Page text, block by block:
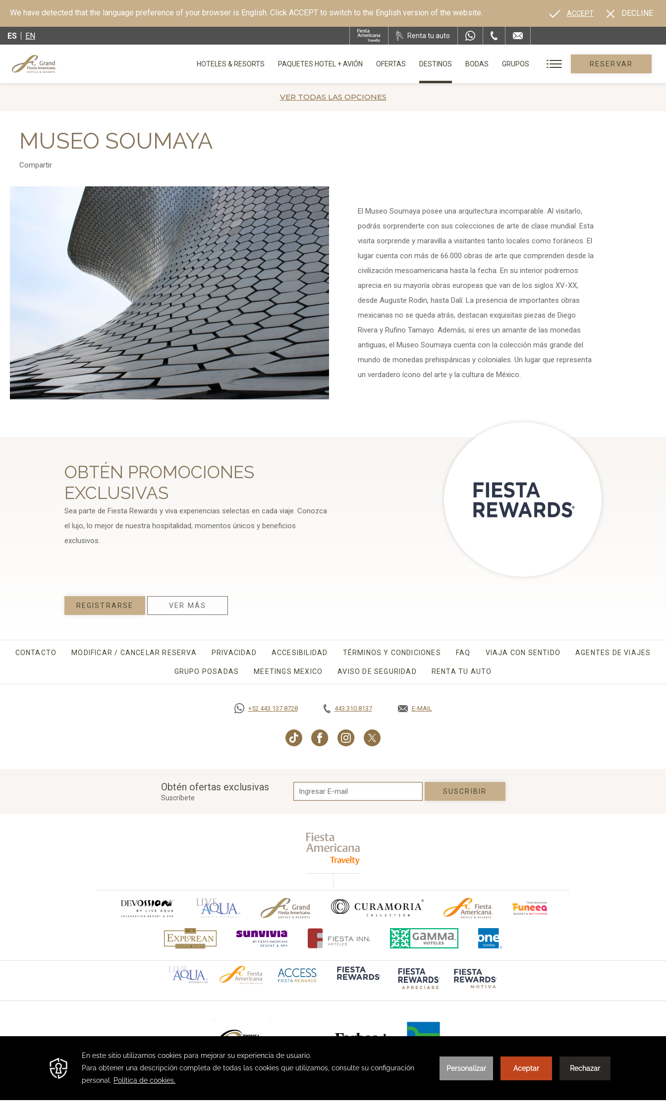
ES EN Renta tu auto
HOTELES & RESORTS
PAQUETES HOTEL + AVIÓN
OFERTAS DESTINOS BODAS GRUPOS RESERVAR
We have detected that the language preference of your browser is English. Click ACCEPT to switch to the English version of the website. ACCEPT DECLINE
VER TODAS LAS OPCIONES
MUSEO SOUMAYA
Compartir
El Museo Soumaya posee una arquitectura incomparable. Al visitarlo,
podrás sorprenderte con sus colecciones de arte de clase mundial. Esta
visita sorprende y maravilla a visitantes tanto locales como foráneos. El
lugar cuenta con más de 66.000 obras de arte que comprenden desde la
civilización mesoamericana hasta la fecha. En su interior podremos
aprecia en su mayoría obras europeas que van de los siglos XV-XX,
desde Auguste Rodin, hasta Dalí. La presencia de importantes obras
mexicanas no se queda atrás, destacan exquisitas piezas de Diego
Rivera y Rufino Tamayo. Además, si eres un amante de las monedas
antiguas, el Museo Soumaya cuenta con la colección más grande del
mundo de monedas prehispánicas y coloniales. Un lugar que representa
un verdadero ícono del arte y la cultura de México.
OBTÉN PROMOCIONES
EXCLUSIVAS
Sea parte de Fiesta Rewards y viva experiencias selectas en cada viaje. Conozca
el lujo, lo mejor de nuestra hospitalidad, momentos únicos y beneficios
exclusivos.
REGISTRARSE VER MÁS
CONTACTO MODIFICAR / CANCELAR RESERVA PRIVACIDAD OPENS IN A NEW TAB.
ACCESIBILIDAD TÉRMINOS Y CONDICIONES FAQ VIAJA CON SENTIDO AGENTES DE VIAJES
GRUPO POSADAS MEETINGS MEXICO OPENS IN A NEW TAB.
AVISO DE SEGURIDAD OPENS IN A NEW TAB.
RENTA TU AUTO
+52 443 137 8728 443.310.8137
E-MAIL
Obtén ofertas exclusivas
Suscríbete
SUSCRIBIR